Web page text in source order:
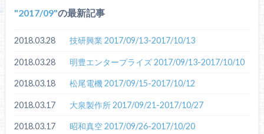
2017/09 の最新記事
2018.03.28 技研興業 2017/09/13-2017/10/13
2018.03.28 明豊エンタープライズ 2017/09/13-2017/10/10
2018.03.18 松尾電機 2017/09/15-2017/10/12
2018.03.17 大泉製作所 2017/09/21-2017/10/27
2018.03.17 昭和真空 2017/09/26-2017/10/20